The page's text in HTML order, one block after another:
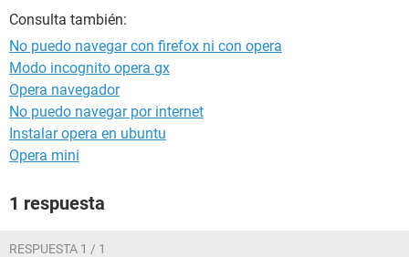
Consulta también:
No puedo navegar con firefox ni con opera
Modo incognito opera gx
Opera navegador
No puedo navegar por internet
Instalar opera en ubuntu
Opera mini
1 respuesta
RESPUESTA 1 / 1